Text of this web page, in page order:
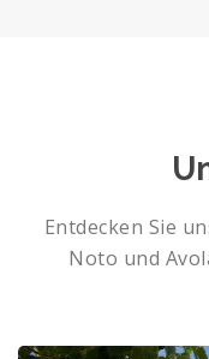
Entdecken Sie
Noto und